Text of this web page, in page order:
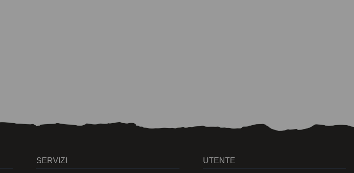
SERVIZI UTENTE